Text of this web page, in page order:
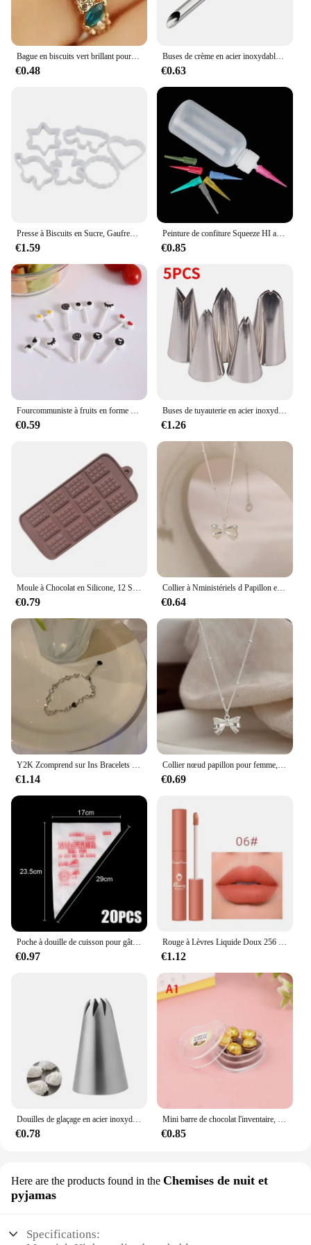
Bague en biscuits vert brillant pour femme, index, bague de queue, bijoux de mariage, cadeau d'anniversaire, mode, doux, décoration
€0.48
Buses de crème en acier inoxydable, pointe de tuyauterie de glaçage, bouffées de gâteau Chi, bouffée d'injection, outil de chef de manière spectaculaire, seringue de crème, 1PC
€0.63
Presse à Biscuits en Sucre, Gaufreur, Emporte-pièce, Moule à Gâteaux, Accessoires de Cuisson, Décor de Pâtisserie, DIY, 6 Pièces/Ensemble
€1.59
Peinture de confiture Squeeze HI avec 7 buses, 50ml, décoration de gâteau, pâtisserie, outils de bricolage, ustensiles de cuisson, accessoires de cuisine
€0.85
Fourcommuniste à fruits en forme d'animaux mignons, fourchette à nourriture, cure-dents, mini dessin animé, gâteau pour enfants, collation, dessert, bento, déjeuner, outil pour accessoires de cuisine
€0.59
Buses de tuyauterie en acier inoxydable pour le cuir chevelu, outils de glaçage exécutif, décoration de gâteaux, accessoires de pâtisserie, 5 pièces
€1.26
Moule à Chocolat en Silicone, 12 Styles, Pâtisserie, Barre de Bonbons, Mode Gâteau, Décoration, Accessoires de Cuisson de Cuisine
€0.79
Collier à Nministériels d Papillon en Argent pour Femme, 1 Pièce, Clavicule, Élégant, Vintage, Doux, Ras du Cou, Bijoux de ix, Cadeaux
€0.64
Y2K Zcomprend sur Ins Bracelets pour femmes, Mode coréenne, Sweet Girls, Rotterdam Kling Hollow Coussins, Délicat JOBracelet, Bijoux de fête, Cadeaux
€1.14
Collier nœud papillon pour femme, collier clavicule, bijoux minimalistes, mignon et doux, dame
€0.69
Poche à douille de cuisson pour gâteau crème dessert, sacs de poulet, S, M, L, décoration de conception, outil de buse de pointe, accessoires de cuisine, 20 pièces
€0.97
Rouge à Lèvres Liquide Doux 256 Velours Jules Glaze, Imperméable, Longue Durée, Non Marquant, Naturel, 12 Couleurs, miles, Cosmétique, 1 Pièce
€1.12
€0.78 €0.85
Here are the products found in the Chemises de nuit et
pyjamas
Specifications: